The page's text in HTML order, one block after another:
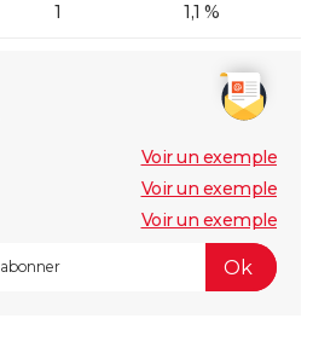
1 1,1 %
Voir un exemple
Voir un exemple
Voir un exemple